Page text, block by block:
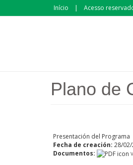
Passar para o conteúdo principal
Início Acesso
Plano de
Presentación del Programa
Fecha de creación: 28/
Documentos: